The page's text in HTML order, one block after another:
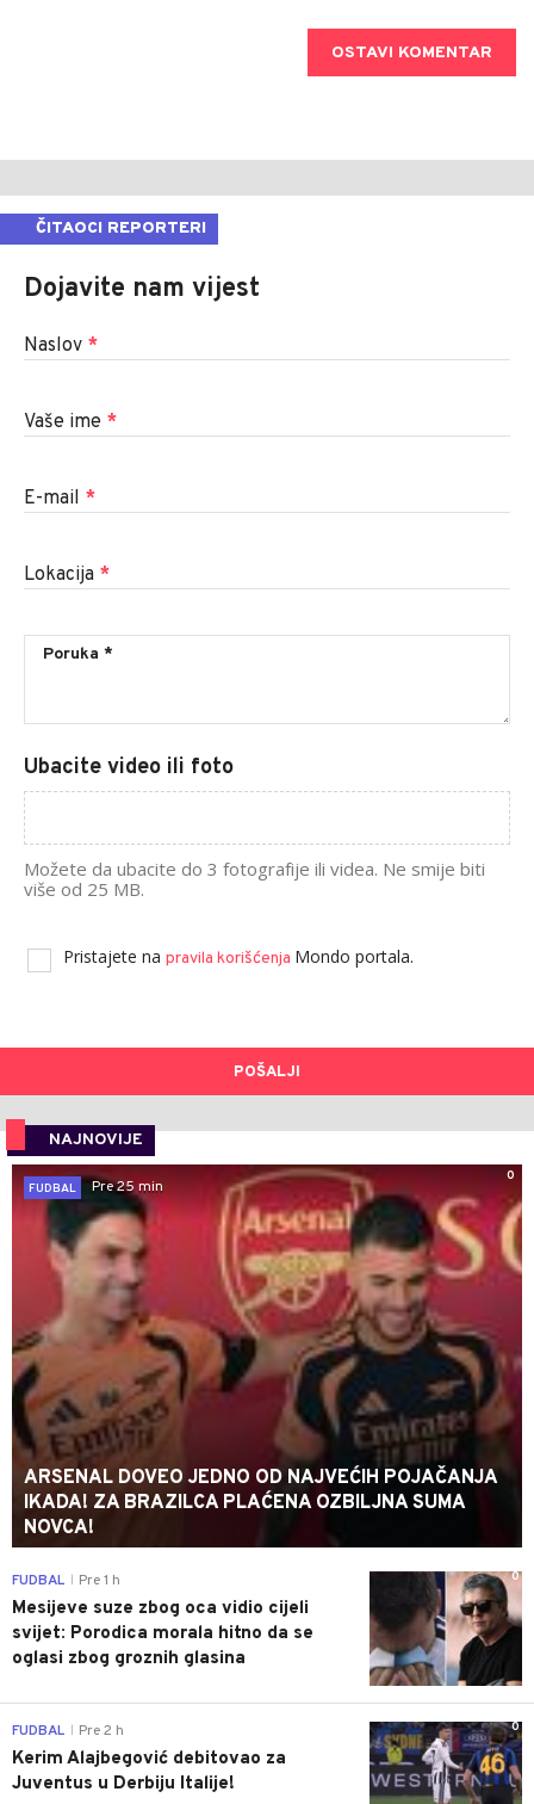
OSTAVI KOMENTAR
ČITAOCI REPORTERI
Dojavite nam vijest
Naslov *
Vaše ime *
E-mail *
Lokacija *
Ubacite video ili foto
Možete da ubacite do 3 fotografije ili videa. Ne smije biti
više od 25 MB.
Pristajete na pravila korišćenja Mondo portala.
POŠALJI
NAJNOVIJE
0
FUDBAL
Pre 25 min
ARSENAL DOVEO JEDNO OD NAJVEĆIH POJAČANJA
IKADA! ZA BRAZILCA PLAĆENA OZBILJNA SUMA
NOVCA!
0
FUDBAL Pre 1 h
Mesijeve suze zbog oca vidio cijeli
svijet: Porodica morala hitno da se
oglasi zbog groznih glasina
0
FUDBAL Pre 2 h
Kerim Alajbegović debitovao za
Juventus u Derbiju Italije!